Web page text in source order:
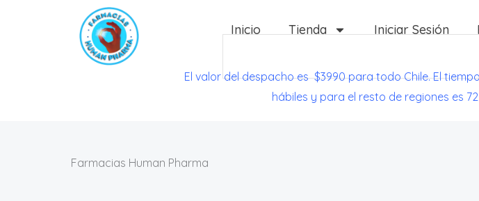
Inicio Tienda Iniciar Sesión
El valor del despacho es $3990 para todo Chile. El
hábiles y para el resto de regiones es
Farmacias Human Pharma